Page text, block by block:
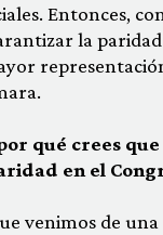
Entonces,
la
qué crees
en el
venimos de una